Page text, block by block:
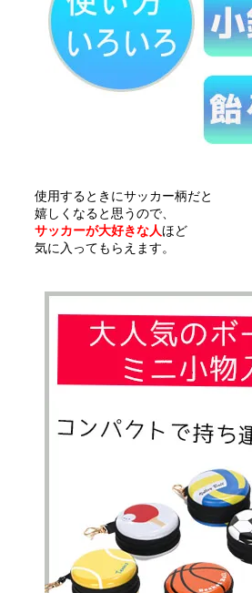
使用するときにサッカー柄だと
嬉しくなると思うので、
サッカーが大好きな人ほど
気に入ってもらえます。